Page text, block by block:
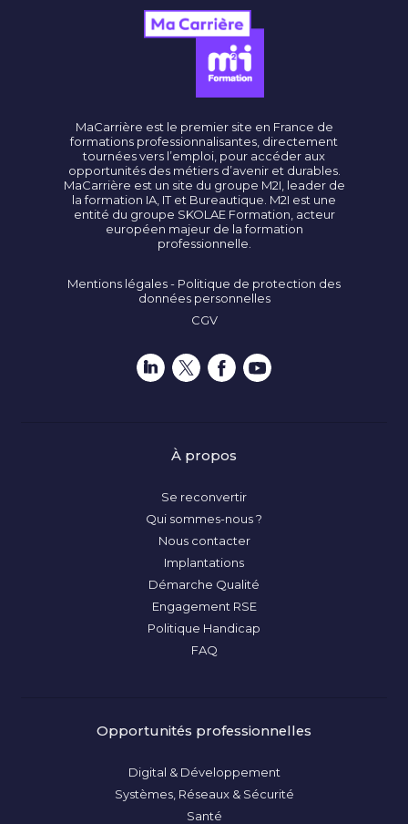
MaCarrière est le premier site en France de
formations professionnalisantes, directement
tournées vers l’emploi, pour accéder aux
opportunités des métiers d’avenir et durables.
MaCarrière est un site du groupe M2I, leader de
la formation IA, IT et Bureautique. M2I est une
entité du groupe SKOLAE Formation, acteur
européen majeur de la formation
professionnelle.
Mentions légales - Politique de protection des
données personnelles
CGV
À propos
Se reconvertir
Qui sommes-nous ?
Nous contacter
Implantations
Démarche Qualité
Engagement RSE
Politique Handicap
FAQ
Opportunités professionnelles
Digital & Développement
Systèmes, Réseaux & Sécurité
Santé